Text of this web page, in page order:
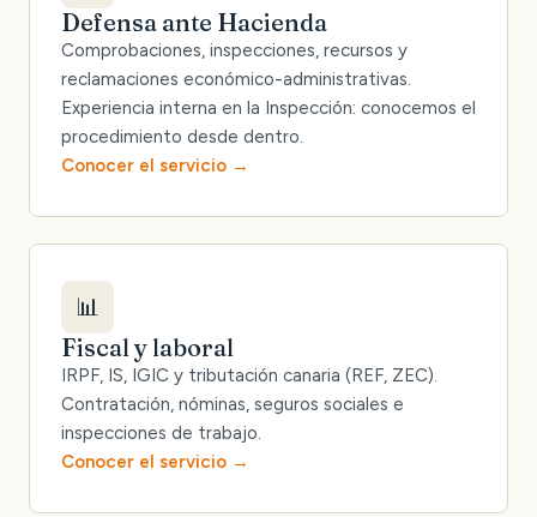
Defensa ante Hacienda
Comprobaciones, inspecciones, recursos y
reclamaciones económico-administrativas.
Experiencia interna en la Inspección: conocemos el
procedimiento desde dentro.
Conocer el servicio
📊
Fiscal y laboral
IRPF, IS, IGIC y tributación canaria (REF, ZEC).
Contratación, nóminas, seguros sociales e
inspecciones de trabajo.
Conocer el servicio